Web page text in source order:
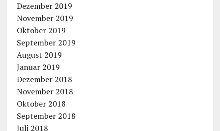
Dezember 2019
November 2019
Oktober 2019
September 2019
August 2019
Januar 2019
Dezember 2018
November 2018
Oktober 2018
September 2018
Juli 2018